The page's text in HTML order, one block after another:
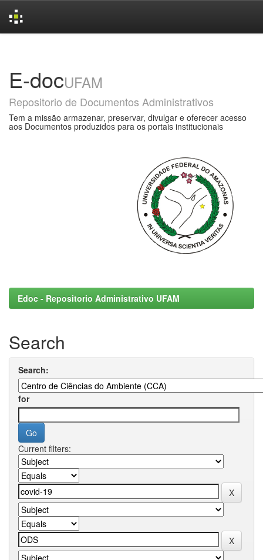
E-docUFAM
Repositorio de Documentos Administrativos
Tem a missão armazenar, preservar, divulgar e oferecer acesso
aos Documentos produzidos para os portais institucionais
Edoc - Repositorio Administrativo UFAM
Search
Search:
for
Current filters: